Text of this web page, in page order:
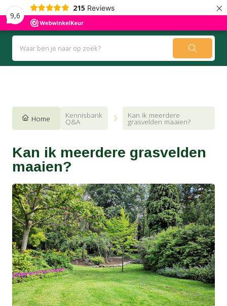
9,6
215 Reviews ×
Home Kennisbank
Q&A
Kan ik meerdere
grasvelden maaien?
Kan ik meerdere grasvelden
maaien?